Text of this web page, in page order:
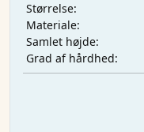
Størrelse:
Materiale:
Samlet højde:
Grad af hårdhed: